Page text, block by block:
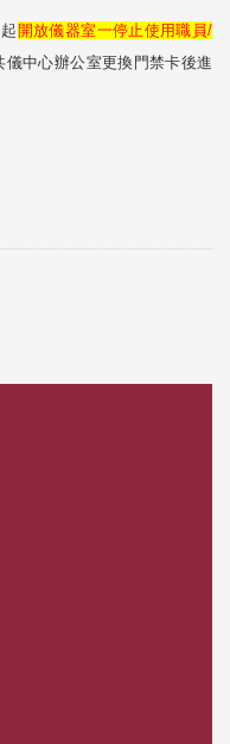
開放儀器室一停止使用職員/
儀中心辦公室更換門禁卡後進